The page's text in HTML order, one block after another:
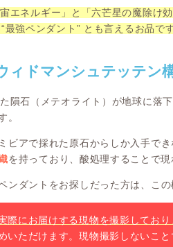
エネルギー」と「六芒星の魔除け
最強ペンダント” とも言えるお品です
ィドマンシュテッテン
隕石（メテオライト）が地球に落
。
ビアで採れた原石からしか入手でき
を持っており、酸処理することで
ンダントをお探しだった方は、こ
際にお届けする現物を撮影しており
いただけます。現物撮影しないこ